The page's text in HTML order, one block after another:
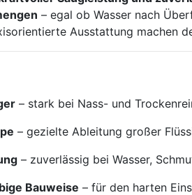
– egal ob Wasser nach
Ausstattung machen
– stark bei Nass- und
– gezielte Ableitung großer
– zuverlässig bei Wasser,
Bauweise – für den harten